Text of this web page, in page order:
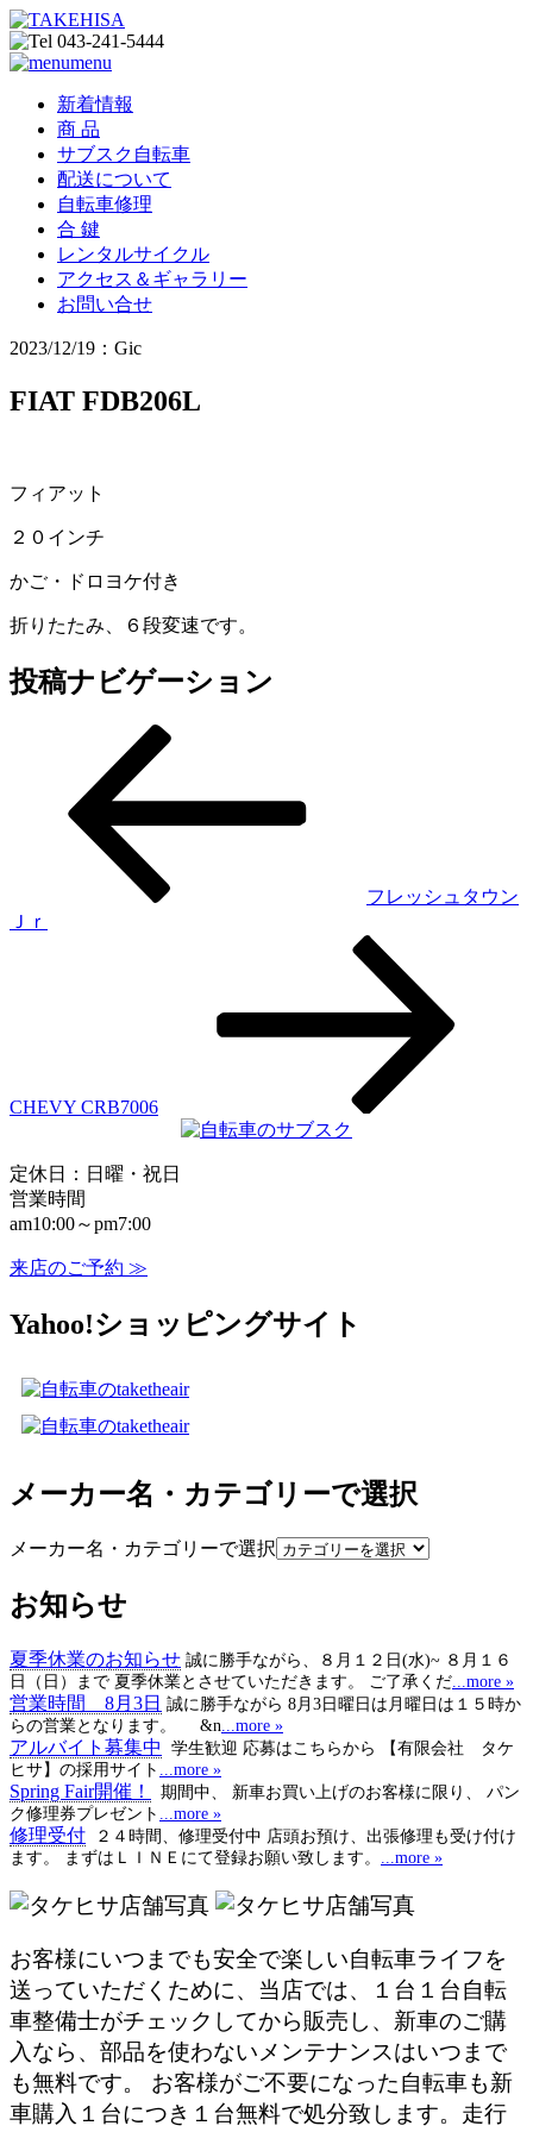
menu
新着情報
商 品
サブスク自転車
配送について
自転車修理
合 鍵
レンタルサイクル
アクセス＆ギャラリー
お問い合せ
2023/12/19：Gic
FIAT FDB206L
フィアット
２０インチ
かご・ドロヨケ付き
折りたたみ、６段変速です。
投稿ナビゲーション
フレッシュタウン
Ｊｒ
CHEVY CRB7006
定休日：日曜・祝日
営業時間
am10:00～pm7:00
来店のご予約 ≫
Yahoo!ショッピングサイト
メーカー名・カテゴリーで選択
メーカー名・カテゴリーで選択
お知らせ
夏季休業のお知らせ 誠に勝手ながら、８月１２日(水)~ ８月１６
日（日）まで 夏季休業とさせていただきます。 ご了承くだ ...more »
営業時間 8月3日 誠に勝手ながら 8月3日曜日は月曜日は１５時か
らの営業となります。 &n ...more »
アルバイト募集中
学生歓迎 応募はこちらから 【有限会社 タケ
ヒサ】の採用サイト
...more »
Spring Fair開催！
期間中、 新車お買い上げのお客様に限り、 パン
ク修理券プレゼント
...more »
修理受付
２４時間、修理受付中 店頭お預け、出張修理も受け付け
ます。 まずはＬＩＮＥにて登録お願い致します。
...more »
お客様にいつまでも安全で楽しい自転車ライフを
送っていただくために、当店では、１台１台自転
車整備士がチェックしてから販売し、新車のご購
入なら、部品を使わないメンテナンスはいつまで
も無料です。 お客様がご不要になった自転車も新
車購入１台につき１台無料で処分致します。走行